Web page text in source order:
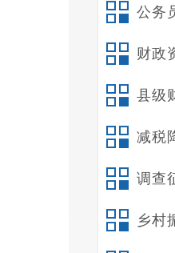
公务
财政
县级
减税
调查
乡村